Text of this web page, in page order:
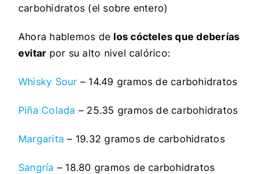
carbohidratos (el sobre entero)
Ahora hablemos de los cócteles que deberías
evitar por su alto nivel calórico:
Whisky Sour – 14.49 gramos de carbohidratos
Piña Colada – 25.35 gramos de carbohidratos
Margarita – 19.32 gramos de carbohidratos
Sangría – 18.80 gramos de carbohidratos